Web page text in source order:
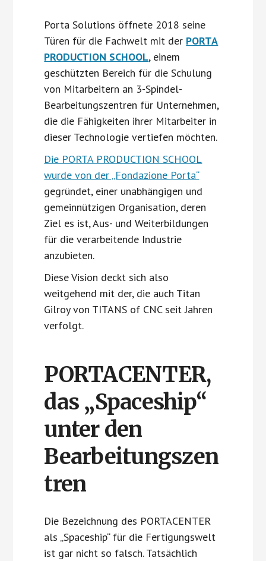
Porta Solutions öffnete 2018 seine
Türen für die Fachwelt mit der PORTA
PRODUCTION SCHOOL, einem
geschützten Bereich für die Schulung
von Mitarbeitern an 3-Spindel-
Bearbeitungszentren für Unternehmen,
die die Fähigkeiten ihrer Mitarbeiter in
dieser Technologie vertiefen möchten.
Die PORTA PRODUCTION SCHOOL
wurde von der „Fondazione Porta“
gegründet, einer unabhängigen und
gemeinnützigen Organisation, deren
Ziel es ist, Aus- und Weiterbildungen
für die verarbeitende Industrie
anzubieten.
Diese Vision deckt sich also
weitgehend mit der, die auch Titan
Gilroy von TITANS of CNC seit Jahren
verfolgt.
PORTACENTER,
das „Spaceship“
unter den
Bearbeitungszen
tren
Die Bezeichnung des PORTACENTER
als „Spaceship“ für die Fertigungswelt
ist gar nicht so falsch. Tatsächlich